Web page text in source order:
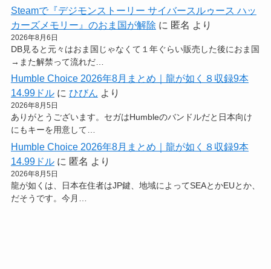
Steamで『デジモンストーリー サイバースルゥース ハッ
カーズメモリー』のおま国が解除 に 匿名 より
2026年8月6日
DB見ると元々はおま国じゃなくて１年ぐらい販売した後におま国
→また解禁って流れだ…
Humble Choice 2026年8月まとめ｜龍が如く８収録9本
14.99ドルに ひびん より
2026年8月5日
ありがとうございます。セガはHumbleのバンドルだと日本向け
にもキーを用意して…
Humble Choice 2026年8月まとめ｜龍が如く８収録9本
14.99ドルに 匿名 より
2026年8月5日
龍が如くは、日本在住者はJP鍵、地域によってSEAとかEUとか、
だそうです。今月…